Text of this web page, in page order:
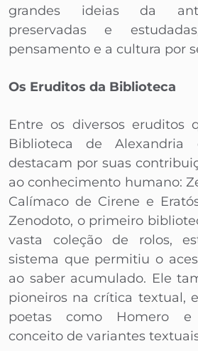
grandes ideias da
preservadas e
pensamento e a cultura por
Os Eruditos da Biblioteca
Entre os diversos eruditos
Biblioteca de
destacam por suas
ao conhecimento humano:
Calímaco de Cirene e
Zenodoto, o primeiro
vasta coleção de rolos,
sistema que permitiu o
ao saber acumulado. Ele
pioneiros na crítica textual,
poetas como Homero
conceito de variantes